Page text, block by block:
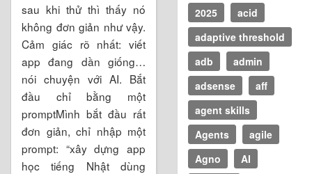
sau khi thử thì thấy nó
không đơn giản như vậy.
Cảm giác rõ nhất: viết
app đang dần giống…
nói chuyện với AI. Bắt
đầu chỉ bằng một
promptMình bắt đầu rất
đơn giản, chỉ nhập một
prompt: “xây dựng app
học tiếng Nhật dùng
2025
acid
adaptive threshold
adb
admin
adsense
aff
agent skills
Agents
agile
Agno
AI